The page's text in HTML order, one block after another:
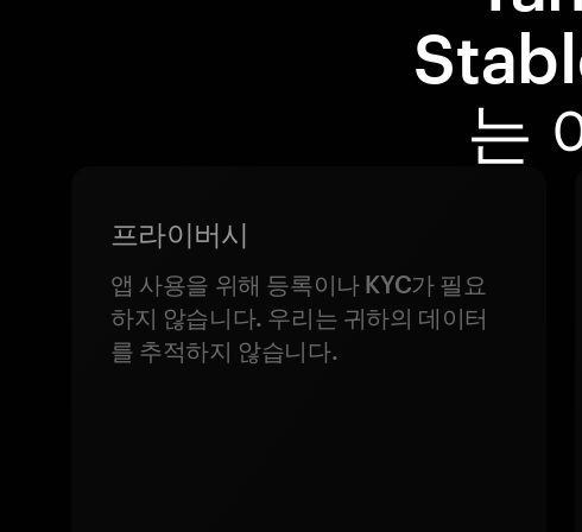
는
프라이버시
앱 사용을 위해 등록이나 KYC가 필요
하지 않습니다. 우리는 귀하의 데이터
를 추적하지 않습니다.